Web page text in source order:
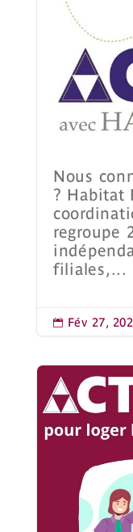
Nous
? Habitat
regroupe
filiales,...
 Fév 27,